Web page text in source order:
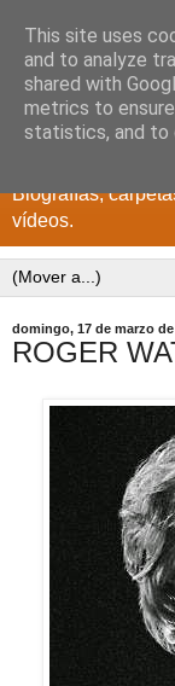
CANTANTES Y
Biografías,
vídeos.
domingo, 17 de marzo de
ROGER
This site uses
and to analyze
shared with
metrics to
statistics, and to